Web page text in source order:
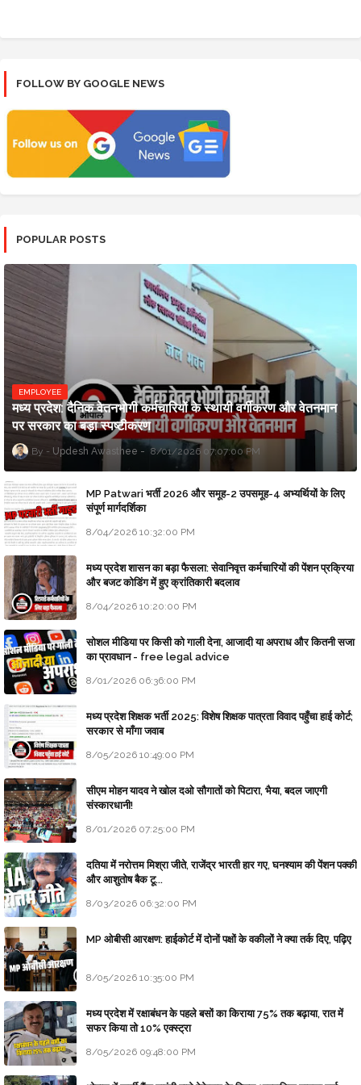
FOLLOW BY GOOGLE NEWS
POPULAR POSTS
EMPLOYEE
मध्य प्रदेश: दैनिक वेतनभोगी कर्मचारियों के स्थायी वर्गीकरण और वेतनमान
पर सरकार का बड़ा स्पष्टीकरण
Updesh Awasthee 8/01/2026 07:07:00 PM
MP Patwari भर्ती 2026 और समूह-2 उपसमूह-4 अभ्यर्थियों के लिए
संपूर्ण मार्गदर्शिका
8/04/2026 10:32:00 PM
मध्य प्रदेश शासन का बड़ा फैसला: सेवानिवृत्त कर्मचारियों की पेंशन प्रक्रिया
और बजट कोडिंग में हुए क्रांतिकारी बदलाव
8/04/2026 10:20:00 PM
सोशल मीडिया पर किसी को गाली देना, आजादी या अपराध और कितनी सजा
का प्रावधान - free legal advice
8/01/2026 06:36:00 PM
मध्य प्रदेश शिक्षक भर्ती 2025: विशेष शिक्षक पात्रता विवाद पहुँचा हाई कोर्ट;
सरकार से माँगा जवाब
8/05/2026 10:49:00 PM
सीएम मोहन यादव ने खोल दओ सौगातों को पिटारा, भैया, बदल जाएगी
संस्कारधानी!
8/01/2026 07:25:00 PM
दतिया में नरोत्तम मिश्रा जीते, राजेंद्र भारती हार गए, घनश्याम की पेंशन पक्की
और आशुतोष बैक टू...
8/03/2026 06:32:00 PM
MP ओबीसी आरक्षण: हाईकोर्ट में दोनों पक्षों के वकीलों ने क्या तर्क दिए, पढ़िए
8/05/2026 10:35:00 PM
मध्य प्रदेश में रक्षाबंधन के पहले बसों का किराया 75% तक बढ़ाया, रात में
सफर किया तो 10% एक्स्ट्रा
8/05/2026 09:48:00 PM